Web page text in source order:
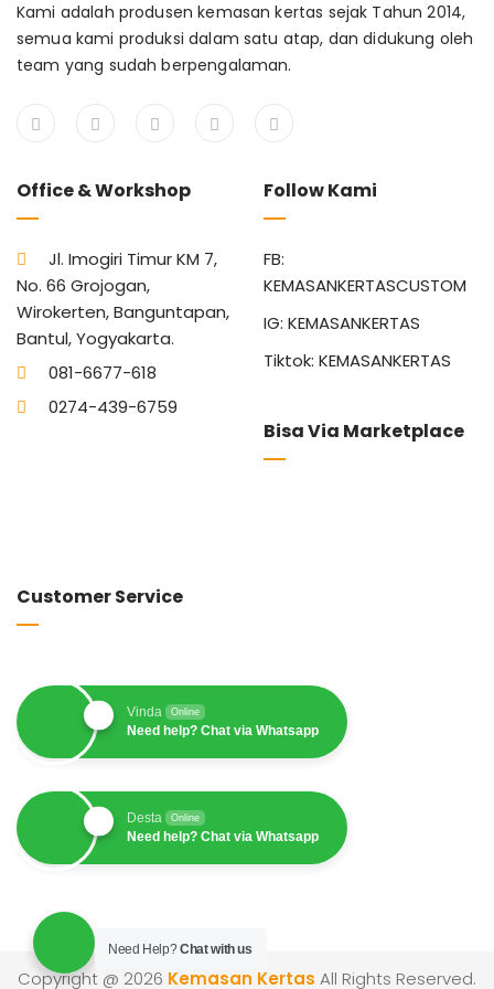
Kami adalah produsen kemasan kertas sejak Tahun 2014,
semua kami produksi dalam satu atap, dan didukung oleh
team yang sudah berpengalaman.
Office & Workshop
Jl. Imogiri Timur KM 7,
No. 66 Grojogan,
Wirokerten, Banguntapan,
Bantul, Yogyakarta.
081-6677-618
0274-439-6759
Follow Kami
FB:
KEMASANKERTASCUSTOM
IG: KEMASANKERTAS
Tiktok: KEMASANKERTAS
Bisa Via Marketplace
Customer Service
Vinda Online
Need help? Chat via Whatsapp
Desta Online
Need help? Chat via Whatsapp
Copyright @ 2026 Kemasan Kertas All Rights Reserved.
Need Help?Chat with us